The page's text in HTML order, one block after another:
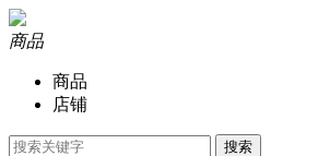
商品
商品
店铺
搜索